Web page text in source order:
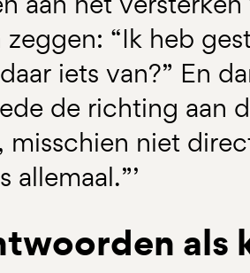
zeggen: “Ik heb
iets van?” En
de richting aan
misschien niet
allemaal.”’
als